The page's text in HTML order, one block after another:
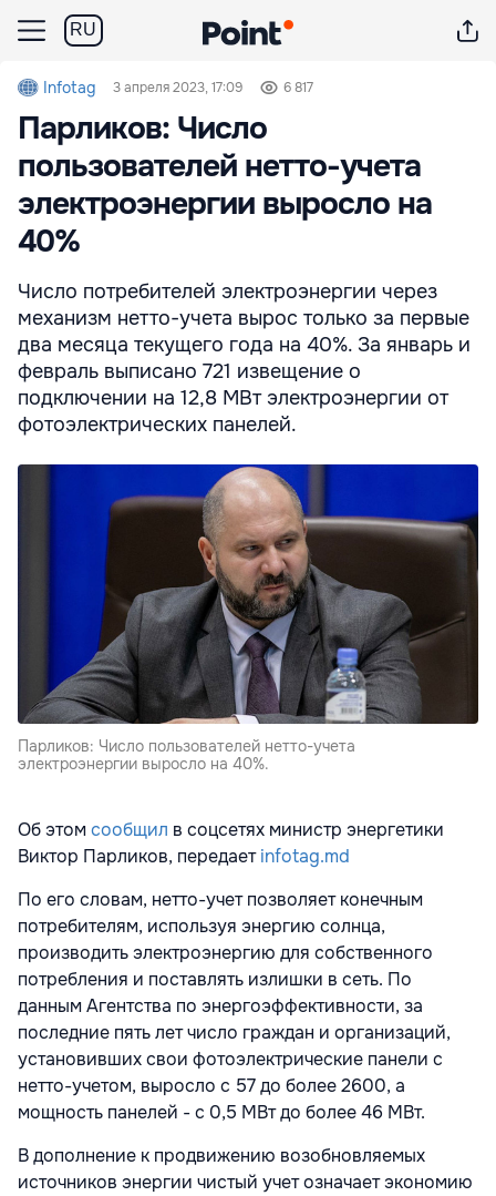
RU
Infotag 3 апреля 2023, 17:09 6 817
Парликов: Число
пользователей нетто-учета
электроэнергии выросло на
40%
Число потребителей электроэнергии через
механизм нетто-учета вырос только за первые
два месяца текущего года на 40%. За январь и
февраль выписано 721 извещение о
подключении на 12,8 МВт электроэнергии от
фотоэлектрических панелей.
Парликов: Число пользователей нетто-учета
электроэнергии выросло на 40%.
Об этомсообщил в соцсетях министр энергетики
Виктор Парликов, передаетinfotag.md
По его словам, нетто-учет позволяет конечным
потребителям, используя энергию солнца,
производить электроэнергию для собственного
потребления и поставлять излишки в сеть. По
данным Агентства по энергоэффективности, за
последние пять лет число граждан и организаций,
установивших свои фотоэлектрические панели с
нетто-учетом, выросло с 57 до более 2600, а
мощность панелей - с 0,5 МВт до более 46 МВт.
В дополнение к продвижению возобновляемых
источников энергии чистый учет означает экономию